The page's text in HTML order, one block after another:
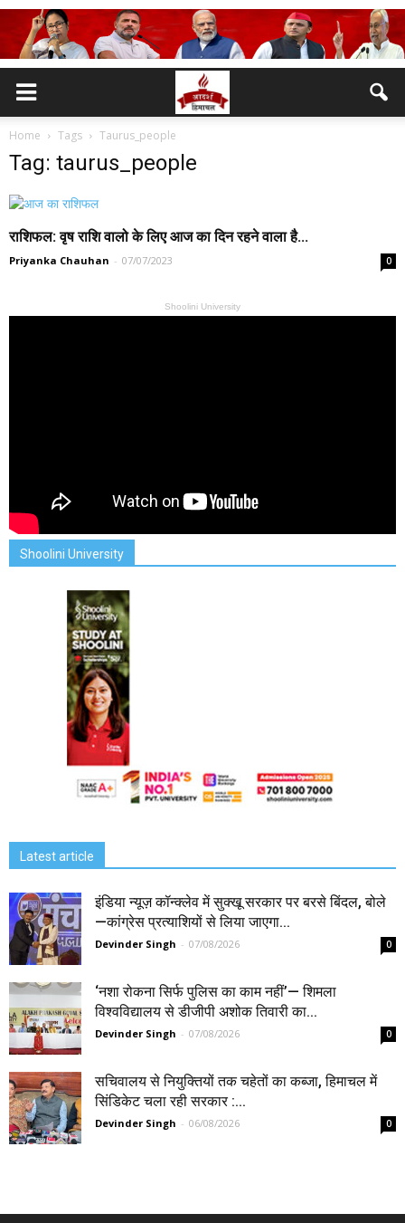
Home Tags Taurus_people
Tag: taurus_people
राशिफल: वृष राशि वालो के लिए आज का दिन रहने वाला है...
Priyanka Chauhan - 07/07/2023 0
Shoolini University
Shoolini University
Latest article
इंडिया न्यूज़ कॉन्क्लेव में सुक्खू सरकार पर बरसे बिंदल, बोले
—कांग्रेस प्रत्याशियों से लिया जाएगा...
Devinder Singh - 07/08/2026 0
‘नशा रोकना सिर्फ पुलिस का काम नहीं’— शिमला
विश्वविद्यालय से डीजीपी अशोक तिवारी का...
Devinder Singh - 07/08/2026 0
सचिवालय से नियुक्तियों तक चहेतों का कब्जा, हिमाचल में
सिंडिकेट चला रही सरकार :...
Devinder Singh - 06/08/2026 0